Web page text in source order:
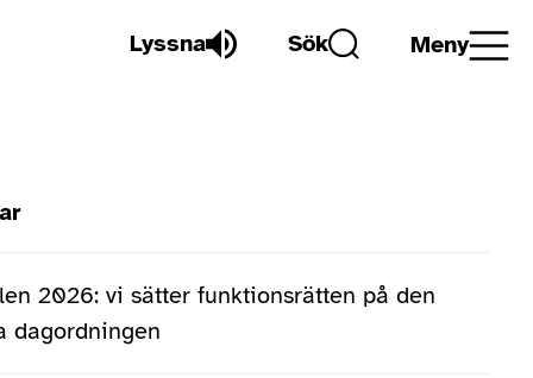
Lyssna Sök Meny
(undersidor)
2026: vi sätter funktionsrätten på den
dagordningen